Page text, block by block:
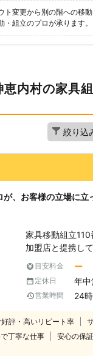
ト変更から別の階への移
・組立のプロが承ります。
内村の家具
絞り込
が、お客様の立場に立
家具移動組立
加盟店と提携し
方にお住まいの
いたします。 コールセンターでは24
時間365日年中
けています。 深
話ください。 コールセンターのスタ
ッフがお客様の
目安料金 ー
定休日 年
営業時間 24
好評・高いリピート率
丁寧な仕事 安心の保